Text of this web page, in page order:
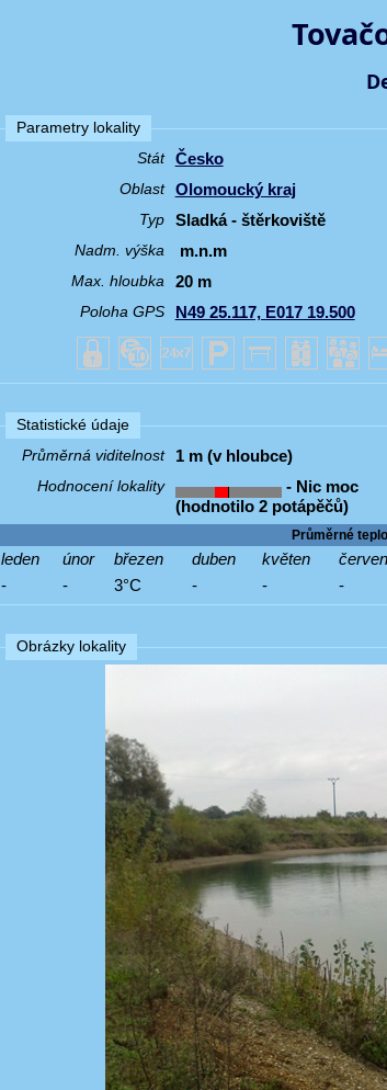
Parametry lokality
Stát
Česko
Oblast Olomoucký kraj
Typ Sladká - štěrkoviště
Nadm. výška m.n.m
Max. hloubka 20 m
Poloha GPS N49 25.117, E017 19.500
Statistické údaje
Průměrná viditelnost
1 m (v hloubce)
Hodnocení lokality
- Nic moc
(hodnotilo 2 potápěčů)
Průměrné
leden únor březen duben květen červen
-
- 3°C - - -
Obrázky lokality